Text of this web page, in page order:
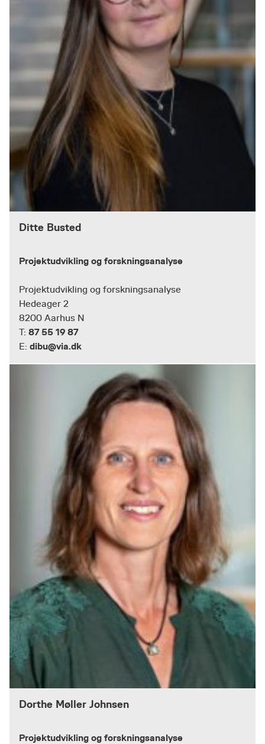
Ditte Busted
Projektudvikling og forskningsanalyse
Projektudvikling og forskningsanalyse
Hedeager 2
8200 Aarhus N
T: 87 55 19 87
E: dibu@via.dk
Dorthe Møller Johnsen
Projektudvikling og forskningsanalyse